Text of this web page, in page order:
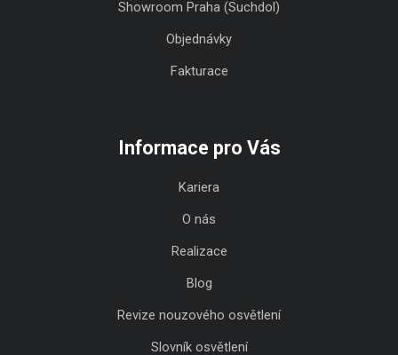
Showroom Praha (Suchdol)
Objednávky
Fakturace
Informace pro Vás
Kariera
O nás
Realizace
Blog
Revize nouzového osvětlení
Slovník osvětlení